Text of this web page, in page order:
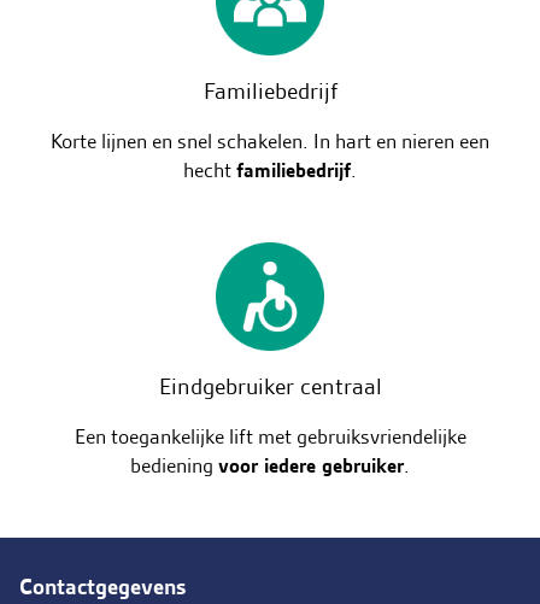
Familiebedrijf
Korte lijnen en snel schakelen. In hart en nieren een
hechtfamiliebedrijf.
Eindgebruiker centraal
Een toegankelijke lift met gebruiksvriendelijke
bediening voor iedere gebruiker.
Contactgegevens